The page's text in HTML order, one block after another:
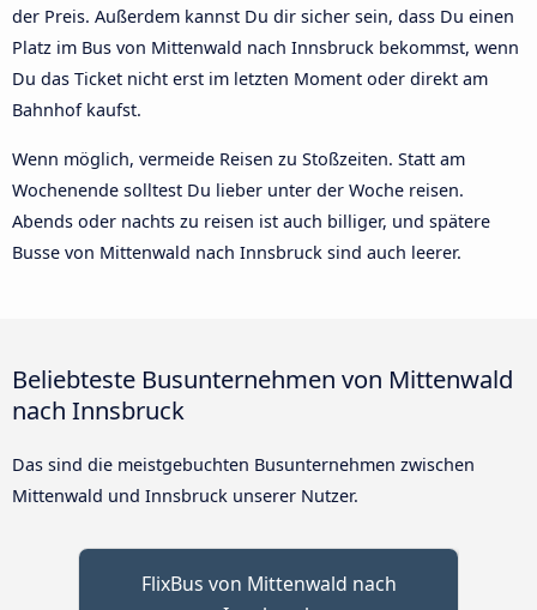
der Preis. Außerdem kannst Du dir sicher sein, dass Du einen
Platz im Bus von Mittenwald nach Innsbruck bekommst, wenn
Du das Ticket nicht erst im letzten Moment oder direkt am
Bahnhof kaufst.
Wenn möglich, vermeide Reisen zu Stoßzeiten. Statt am
Wochenende solltest Du lieber unter der Woche reisen.
Abends oder nachts zu reisen ist auch billiger, und spätere
Busse von Mittenwald nach Innsbruck sind auch leerer.
Beliebteste Busunternehmen von Mittenwald
nach Innsbruck
Das sind die meistgebuchten Busunternehmen zwischen
Mittenwald und Innsbruck unserer Nutzer.
FlixBus von Mittenwald nach